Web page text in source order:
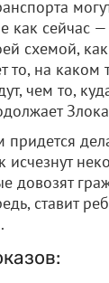
как сейчас
схемой,
то, на каком
чем то,
придется
исчезнут
довозят
ставит